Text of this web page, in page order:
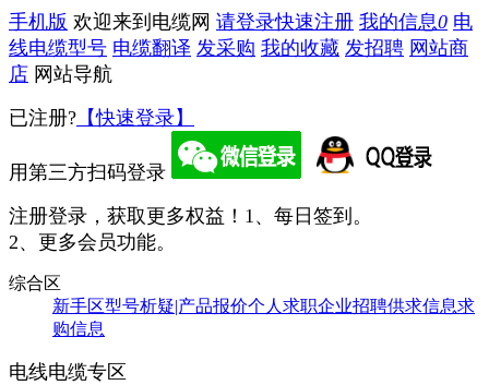
手机版 欢迎来到电缆网 请登录快速注册 我的信息0 电
线电缆型号 电缆翻译 发采购 我的收藏 发招聘 网站商
店 网站导航
已注册? 【快速登录】
用第三方扫码登录
注册登录，获取更多权益！ 1、每日签到。
2、更多会员功能。
综合区
新手区型号析疑|产品报价个人求职企业招聘供求信息求
购信息
电线电缆专区